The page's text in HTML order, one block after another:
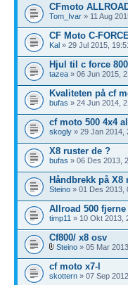
CFmoto
Tom_Ivar » 11 Aug
CF Moto C-
Kal » 29 Jul 2015,
Hjul til c force 800
tazea » 06 Jun 2015,
Kvaliteten på cf
bufas » 24 Jun 2014,
cf moto 500 4x4
skogly » 29 Jan 2014,
X8 ruster de ?
bufas » 06 Des 2013,
Håndbrekk på X8
Steino » 01 Des 2013,
Allroad 500
timp11 » 10 Okt 2013,
Cf800/ x8 osv
Steino » 05 Mar
cf moto x7-l
skottern » 07 Sep